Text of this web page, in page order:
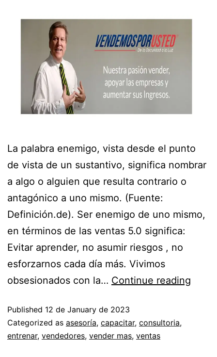
La palabra enemigo, vista desde el punto
de vista de un sustantivo, significa nombrar
a algo o alguien que resulta contrario o
antagónico a uno mismo. (Fuente:
Definición.de). Ser enemigo de uno mismo,
en términos de las ventas 5.0 significa:
Evitar aprender, no asumir riesgos , no
esforzarnos cada día más. Vivimos
obsesionados con la… Continue reading
Published 12 de January de 2023
Categorized as asesoría, capacitar, consultoria,
entrenar, vendedores, vender mas, ventas